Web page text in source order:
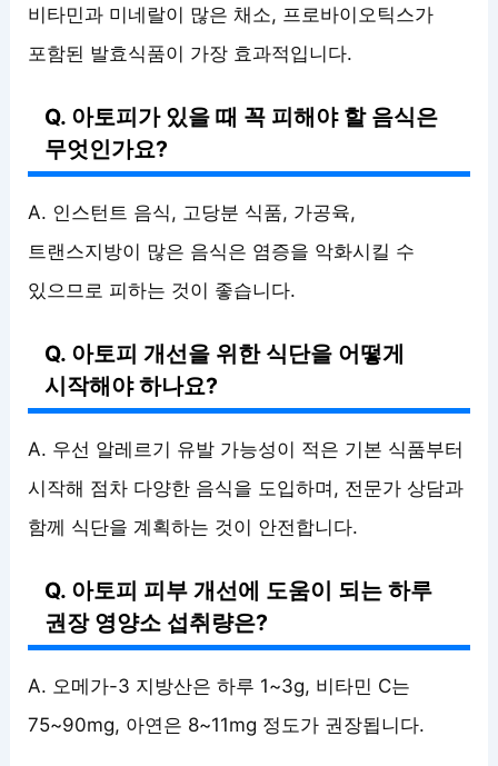
비타민과 미네랄이 많은 채소, 프로바이오틱스가
포함된 발효식품이 가장 효과적입니다.
Q. 아토피가 있을 때 꼭 피해야 할 음식은
무엇인가요?
A. 인스턴트 음식, 고당분 식품, 가공육,
트랜스지방이 많은 음식은 염증을 악화시킬 수
있으므로 피하는 것이 좋습니다.
Q. 아토피 개선을 위한 식단을 어떻게
시작해야 하나요?
A. 우선 알레르기 유발 가능성이 적은 기본 식품부터
시작해 점차 다양한 음식을 도입하며, 전문가 상담과
함께 식단을 계획하는 것이 안전합니다.
Q. 아토피 피부 개선에 도움이 되는 하루
권장 영양소 섭취량은?
A. 오메가-3 지방산은 하루 1~3g, 비타민 C는
75~90mg, 아연은 8~11mg 정도가 권장됩니다.